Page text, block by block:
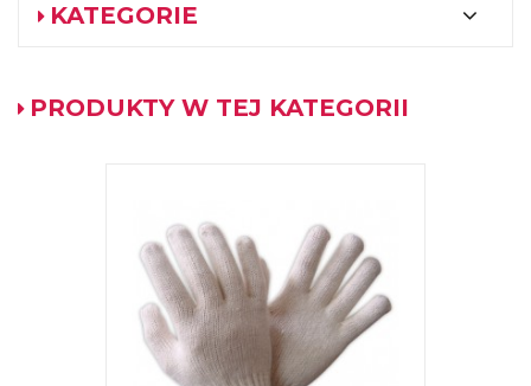
KATEGORIE
PRODUKTY W TEJ KATEGORII